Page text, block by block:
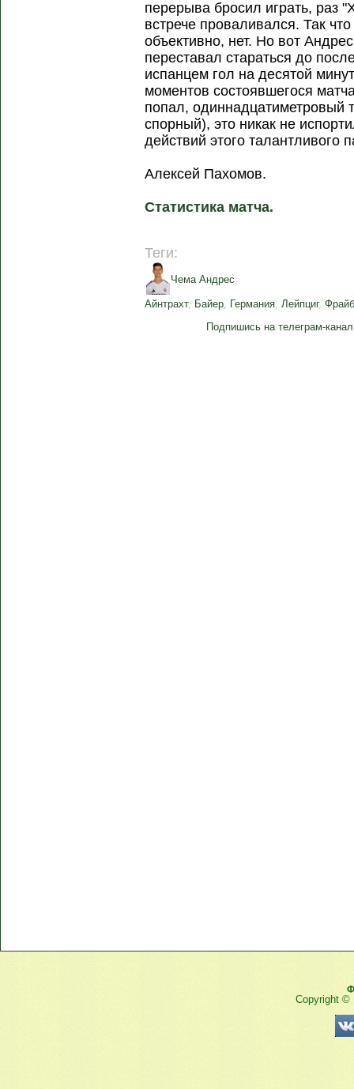
перерыва бросил играть, раз
встрече проваливался. Так
объективно, нет. Но вот
переставал стараться до
испанцем гол на десятой
моментов состоявшегося
попал, одиннадцатиметровый
спорный), это никак не
действий этого талантливого
Алексей Пахомов.
Статистика матча.
Теги:
Чема Андрес
Айнтрахт, Байер, Германия,Лейпциг,
Подпишись на телеграм-
Copyright ©